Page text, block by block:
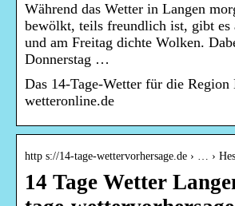
Während das Wetter in Langen
bewölkt, teils freundlich ist, gibt es
und am Freitag dichte Wolken.
Donnerstag …
Das 14-Tage-Wetter für die Region
wetteronline.de
http s://14-tage-wettervorhersage.de › … ›
14 Tage Wetter